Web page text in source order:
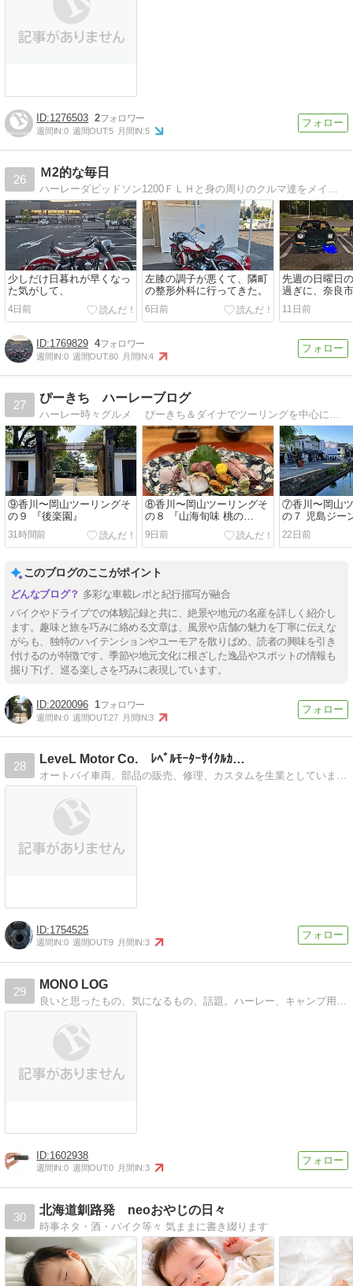
1276503 2
週間IN:0 週間OUT:5 月間IN:5
26
Ｍ2的な毎日
少しだけ日暮れが早くなっ
た気がして、
4日前
左膝の調子が悪くて、隣町
の整形外科に行ってきた。
6日前
先週の日曜日
過ぎに、奈良
津川市の境目
いたら、程度
11日前
1769829 4
週間IN:0 週間OUT:80 月間IN:4
27
ぴーきち ハーレーブログ
⑨香川〜岡山ツーリングそ
の９ 『後楽園』
31時間前
⑧香川〜岡山ツーリングそ
の８ 『山海旬味 桃の
花』〜『ラム肉バル結』
9日前
⑦香川〜岡山
の７ 児島ジー
ト〜倉敷美観
22日前
このブログのここがポイント
多彩な車載レポと紀行描写が融合
バイクやドライブでの体験記録と共に、絶景や地元の名産を詳しく紹介し
ます。趣味と旅を巧みに絡める文章は、風景や店舗の魅力を丁寧に伝えな
がらも、独特のハイテンションやユーモアを散りばめ、読者の興味を引き
付けるのが特徴です。季節や地元文化に根ざした逸品やスポットの情報も
掘り下げ、巡る楽しさを巧みに表現しています。
2020096 1
週間IN:0 週間OUT:27 月間IN:3
28
LeveL Motor Co. ﾚﾍﾞﾙﾓｰﾀｰｻｲｸﾙｶ…
1754525
週間IN:0 週間OUT:9 月間IN:3
29
MONO LOG
1602938
週間IN:0 週間OUT:0 月間IN:3
30
北海道釧路発 neoおやじの日々
時事ネタ・酒・バイク等々 気ままに書き綴ります